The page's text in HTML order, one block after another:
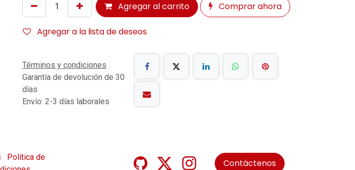
Agregar al carrito Comprar ahora
Agregar a la lista de deseos
Términos y condiciones
Garantía de devolución de 30
días
Envío: 2-3 días laborales
Política de
Contáctenos